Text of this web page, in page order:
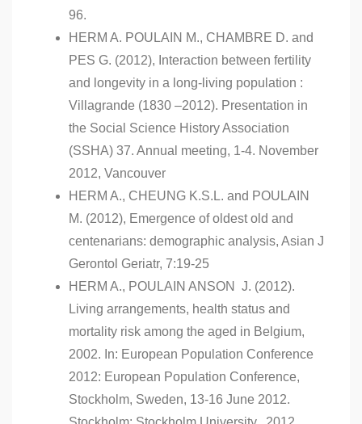
96.
HERM A. POULAIN M., CHAMBRE D. and
PES G. (2012), Interaction between fertility
and longevity in a long-living population :
Villagrande (1830 –2012). Presentation in
the Social Science History Association
(SSHA) 37. Annual meeting, 1-4. November
2012, Vancouver
HERM A., CHEUNG K.S.L. and POULAIN
M. (2012), Emergence of oldest old and
centenarians: demographic analysis, Asian J
Gerontol Geriatr, 7:19-25
HERM A., POULAIN ANSON J. (2012).
Living arrangements, health status and
mortality risk among the aged in Belgium,
2002. In: European Population Conference
2012: European Population Conference,
Stockholm, Sweden, 13-16 June 2012.